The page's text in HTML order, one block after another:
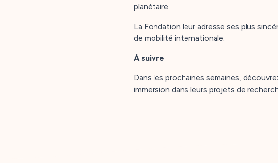
planétaire.
La Fondation leur adresse ses plus
de mobilité internationale.
À suivre
Dans les prochaines semaines,
immersion dans leurs projets de